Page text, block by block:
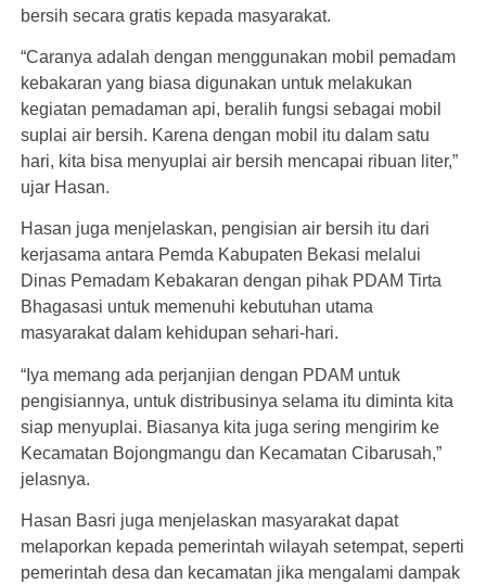
bersih secara gratis kepada masyarakat.
“Caranya adalah dengan menggunakan mobil pemadam
kebakaran yang biasa digunakan untuk melakukan
kegiatan pemadaman api, beralih fungsi sebagai mobil
suplai air bersih. Karena dengan mobil itu dalam satu
hari, kita bisa menyuplai air bersih mencapai ribuan liter,”
ujar Hasan.
Hasan juga menjelaskan, pengisian air bersih itu dari
kerjasama antara Pemda Kabupaten Bekasi melalui
Dinas Pemadam Kebakaran dengan pihak PDAM Tirta
Bhagasasi untuk memenuhi kebutuhan utama
masyarakat dalam kehidupan sehari-hari.
“Iya memang ada perjanjian dengan PDAM untuk
pengisiannya, untuk distribusinya selama itu diminta kita
siap menyuplai. Biasanya kita juga sering mengirim ke
Kecamatan Bojongmangu dan Kecamatan Cibarusah,”
jelasnya.
Hasan Basri juga menjelaskan masyarakat dapat
melaporkan kepada pemerintah wilayah setempat, seperti
pemerintah desa dan kecamatan jika mengalami dampak